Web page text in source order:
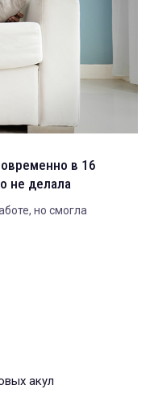
в 16
не делала
но смогла
акул